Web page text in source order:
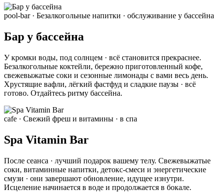
pool-bar· Безалкогольные напитки · обслуживание у бассейна
Бар у бассейна
У кромки воды, под солнцем · всё становится прекраснее.
Безалкогольные коктейли, бережно приготовленный кофе,
свежевыжатые соки и сезонные лимонады с вами весь день.
Хрустящие вафли, лёгкий фастфуд и сладкие паузы · всё
готово. Отдайтесь ритму бассейна.
cafe · Свежий фреш и витамины · в спа
Spa Vitamin Bar
После сеанса · лучший подарок вашему телу. Свежевыжатые
соки, витаминные напитки, детокс-смеси и энергетические
смузи · они завершают обновление, идущее изнутри.
Исцеление начинается в воде и продолжается в бокале.